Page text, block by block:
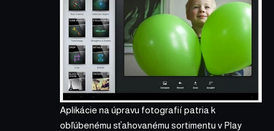
Aplikácie na úpravu fotografií patria k
obľúbenému sťahovanému sortimentu v Play